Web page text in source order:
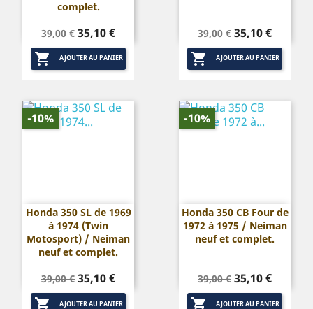
complet.
Prix
de
base
39,00 € Prix
35,10 €
 AJOUTER AU PANIER
Prix
de
base
39,00 € Prix
35,10 €
 AJOUTER AU PANIER
Honda 350 SL de 1969
à 1974 (Twin
Motosport) / Neiman
neuf et complet.
Prix
de
base
39,00 € Prix
35,10 €
 AJOUTER AU PANIER
-10%
Honda 350 CB Four de
1972 à 1975 / Neiman
neuf et complet.
Prix
de
base
39,00 € Prix
35,10 €
 AJOUTER AU PANIER
-10%